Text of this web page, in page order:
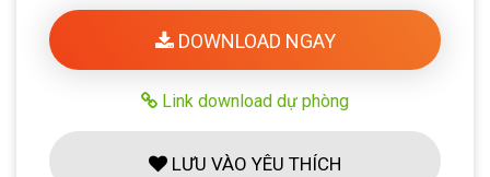
DOWNLOAD NGAY
Link download dự phòng
LƯU VÀO YÊU THÍCH